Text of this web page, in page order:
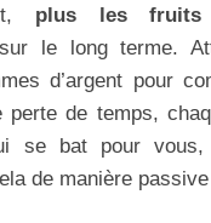
plus les fruits
le long terme.
d’argent pour
perte de temps,
se bat pour vous,
de manière